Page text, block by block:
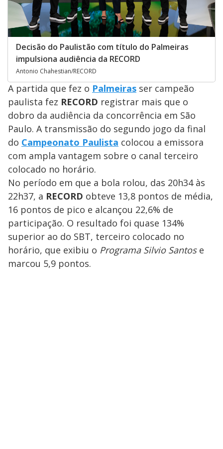
Decisão do Paulistão com título do Palmeiras
impulsiona audiência da RECORD
Antonio Chahestian/RECORD
A partida que fez o Palmeiras ser campeão
paulista fez RECORD registrar mais que o
dobro da audiência da concorrência em São
Paulo. A transmissão do segundo jogo da final
do Campeonato Paulista colocou a emissora
com ampla vantagem sobre o canal terceiro
colocado no horário.
No período em que a bola rolou, das 20h34 às
22h37, a RECORD obteve 13,8 pontos de média,
16 pontos de pico e alcançou 22,6% de
participação. O resultado foi quase 134%
superior ao do SBT, terceiro colocado no
horário, que exibiu o Programa Silvio Santose
marcou 5,9 pontos.